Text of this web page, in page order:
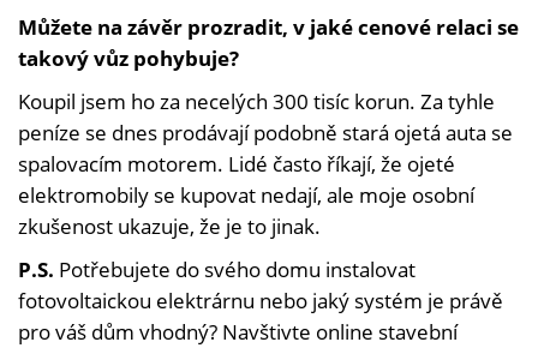
Můžete na závěr prozradit, v jaké cenové relaci se
takový vůz pohybuje?
Koupil jsem ho za necelých 300 tisíc korun. Za tyhle
peníze se dnes prodávají podobně stará ojetá auta se
spalovacím motorem. Lidé často říkají, že ojeté
elektromobily se kupovat nedají, ale moje osobní
zkušenost ukazuje, že je to jinak.
P.S. Potřebujete do svého domu instalovat
fotovoltaickou elektrárnu nebo jaký systém je právě
pro váš dům vhodný? Navštivte online stavební